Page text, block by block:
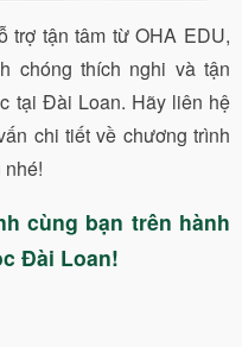
trợ tận tâm từ OHA EDU,
chóng thích nghi và tận
tại Đài Loan. Hãy liên hệ
chi tiết về chương trình
cùng bạn trên hành
Đài Loan!